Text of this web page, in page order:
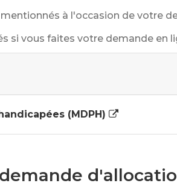
mentionnés à l'occasion de votre
si vous faites votre demande en
(MDPH)